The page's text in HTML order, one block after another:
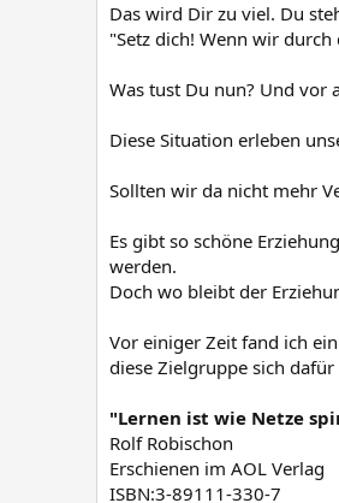
Das wird Dir zu viel. Du
"Setz dich! Wenn wir
Was tust Du nun? Und vor
Diese Situation erleben
Sollten wir da nicht mehr
Es gibt so schöne
werden.
Doch wo bleibt der
Vor einiger Zeit fand ich
diese Zielgruppe sich
"Lernen ist wie Netze
Rolf Robischon
Erschienen im AOL Verlag
ISBN:3-89111-330-7